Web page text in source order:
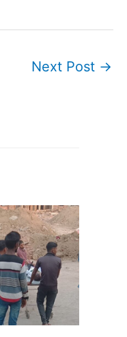
Next Post →